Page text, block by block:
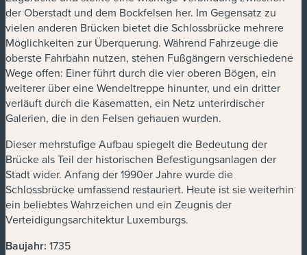
der Oberstadt und dem Bockfelsen her. Im Gegensatz zu
vielen anderen Brücken bietet die Schlossbrücke mehrere
Möglichkeiten zur Überquerung. Während Fahrzeuge die
oberste Fahrbahn nutzen, stehen Fußgängern verschiedene
Wege offen: Einer führt durch die vier oberen Bögen, ein
weiterer über eine Wendeltreppe hinunter, und ein dritter
verläuft durch die Kasematten, ein Netz unterirdischer
Galerien, die in den Felsen gehauen wurden.
Dieser mehrstufige Aufbau spiegelt die Bedeutung der
Brücke als Teil der historischen Befestigungsanlagen der
Stadt wider. Anfang der 1990er Jahre wurde die
Schlossbrücke umfassend restauriert. Heute ist sie weiterhin
ein beliebtes Wahrzeichen und ein Zeugnis der
Verteidigungsarchitektur Luxemburgs.
Baujahr: 1735